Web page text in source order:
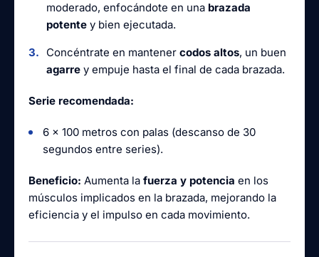
moderado, enfocándote en una brazada
potente y bien ejecutada.
Concéntrate en mantener codos altos, un buen
agarre y empuje hasta el final de cada brazada.
Serie recomendada:
6 x 100 metros con palas (descanso de 30
segundos entre series).
Beneficio: Aumenta la fuerza y potencia en los
músculos implicados en la brazada, mejorando la
eficiencia y el impulso en cada movimiento.